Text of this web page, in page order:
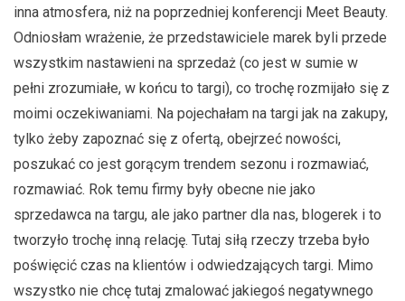
inna atmosfera, niż na poprzedniej konferencji Meet Beauty.
Odniosłam wrażenie, że przedstawiciele marek byli przede
wszystkim nastawieni na sprzedaż (co jest w sumie w
pełni zrozumiałe, w końcu to targi), co trochę rozmijało się z
moimi oczekiwaniami. Na pojechałam na targi jak na zakupy,
tylko żeby zapoznać się z ofertą, obejrzeć nowości,
poszukać co jest gorącym trendem sezonu i rozmawiać,
rozmawiać. Rok temu firmy były obecne nie jako
sprzedawca na targu, ale jako partner dla nas, blogerek i to
tworzyło trochę inną relację. Tutaj siłą rzeczy trzeba było
poświęcić czas na klientów i odwiedzających targi. Mimo
wszystko nie chcę tutaj zmalować jakiegoś negatywnego